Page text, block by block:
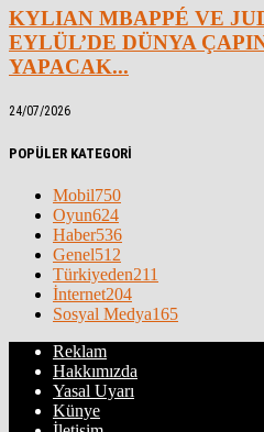
KYLIAN MBAPPÉ VE
EYLÜL’DE DÜNYA
YAPACAK...
24/07/2026
POPÜLER KATEGORİ
Mobil750
Oyun624
Haber536
Genel512
Türkiyeden211
İnternet204
Sosyal Medya165
Reklam
Hakkımızda
Yasal Uyarı
Künye